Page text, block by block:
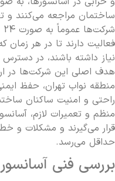
مسکونی متفاوت
چگونه کیفیت
ارزیابی کنیم؟
مهم ترین دلایل
آیا نگهداری
ساختمان مراجعه می‌کنند و
فعالیت دارند تا در هر
نیاز داشته باشند، در دسترس
هدف اصلی این شرکت‌ها در
منطقه نواب تهران، حفظ
راحتی و امنیت ساکنان
منظم و تعمیرات لازم،
قرار می‌گیرند و مشکلات و
حداقل می‌رسد.
بررسی فنی آسانسور